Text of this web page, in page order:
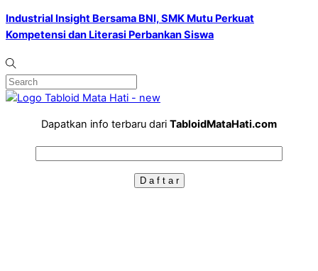
Industrial Insight Bersama BNI, SMK Mutu Perkuat
Kompetensi dan Literasi Perbankan Siswa
Dapatkan info terbaru dari TabloidMataHati.com